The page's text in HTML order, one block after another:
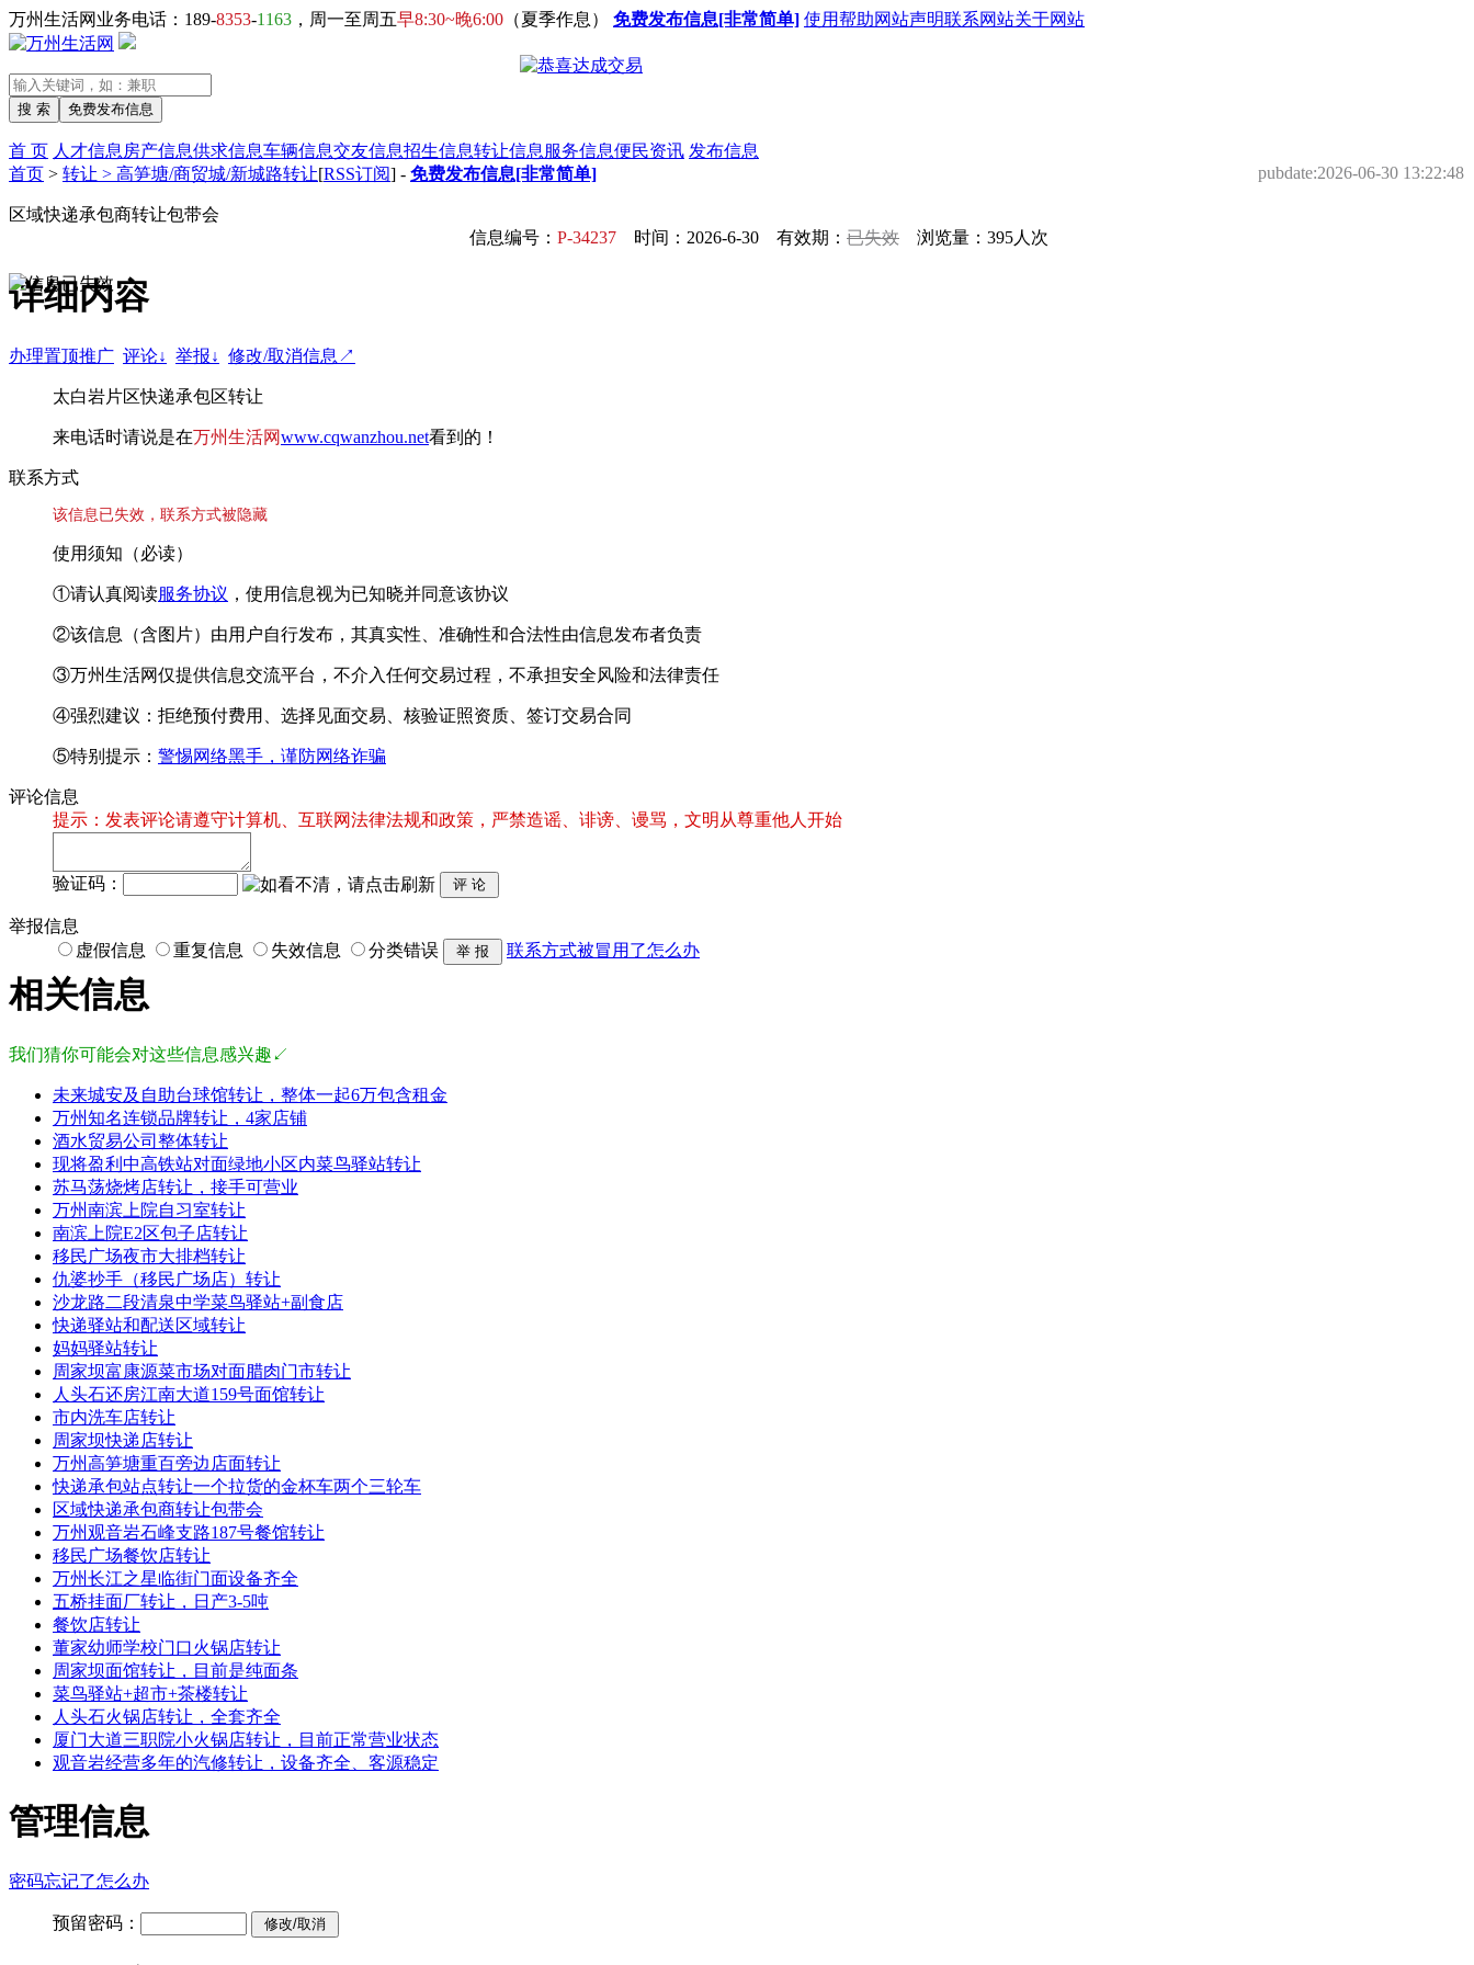
万州生活网业务电话：189-8353-1163 ，周一至周五早8:30~晚6:00 （夏季作息） 免费发布信息[非常简单] 使用帮助网站声明联系网站关于网站
首 页 人才信息 房产信息供求信息车辆信息交友信息招生信息转让信息 服务信息便民资讯 发布信息
首页 > 转让 > 高笋塘/商贸城/新城路转让[RSS订阅] - 免费发布信息[非常简单] pubdate:2026-06-30 13:22:48
区域快递承包商转让包带会
信息编号： P-34237 时间：2026-6-30 有效期： 已失效 浏览量：395人次
详细内容
办理置顶推广 评论↓ 举报↓ 修改/取消信息↗
太白岩片区快递承包区转让
来电话时请说是在万州生活网www.cqwanzhou.net看到的！
联系方式
该信息已失效，联系方式被隐藏
使用须知（必读）
①请认真阅读服务协议 ，使用信息视为已知晓并同意该协议
②该信息（含图片）由用户自行发布，其真实性、准确性和合法性由信息发布者负责
③万州生活网仅提供信息交流平台，不介入任何交易过程，不承担安全风险和法律责任
④强烈建议：拒绝预付费用、选择见面交易、核验证照资质、签订交易合同
⑤特别提示： 警惕网络黑手，谨防网络诈骗
评论信息
提示：发表评论请遵守计算机、互联网法律法规和政策，严禁造谣、诽谤、谩骂，文明从尊重他人开始
验证码：
举报信息
虚假信息
重复信息 失效信息 分类错误 联系方式被冒用了怎么办
相关信息
我们猜你可能会对这些信息感兴趣↙
未来城安及自助台球馆转让，整体一起6万包含租金
万州知名连锁品牌转让，4家店铺
酒水贸易公司整体转让
现将盈利中高铁站对面绿地小区内菜鸟驿站转让
苏马荡烧烤店转让，接手可营业
万州南滨上院自习室转让
南滨上院E2区包子店转让
移民广场夜市大排档转让
仇婆抄手（移民广场店）转让
沙龙路二段清泉中学菜鸟驿站+副食店
快递驿站和配送区域转让
妈妈驿站转让
周家坝富康源菜市场对面腊肉门市转让
人头石还房江南大道159号面馆转让
市内洗车店转让
周家坝快递店转让
万州高笋塘重百旁边店面转让
快递承包站点转让一个拉货的金杯车两个三轮车
区域快递承包商转让包带会
万州观音岩石峰支路187号餐馆转让
移民广场餐饮店转让
万州长江之星临街门面设备齐全
五桥挂面厂转让，日产3-5吨
餐饮店转让
董家幼师学校门口火锅店转让
周家坝面馆转让，目前是纯面条
菜鸟驿站+超市+茶楼转让
人头石火锅店转让，全套齐全
厦门大道三职院小火锅店转让，目前正常营业状态
观音岩经营多年的汽修转让，设备齐全、客源稳定
管理信息
密码忘记了怎么办
预留密码：